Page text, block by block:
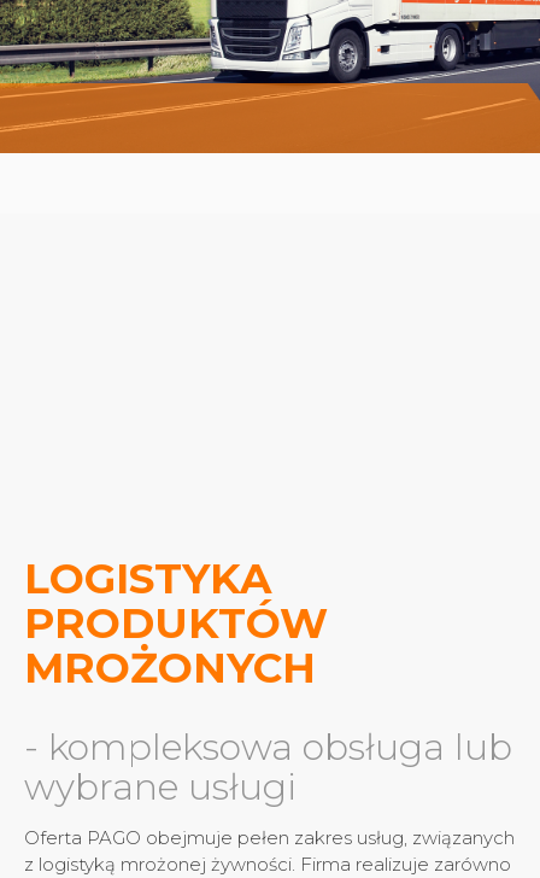
TRANSPORT
LOGISTYKA
PRODUKTÓW
MROŻONYCH
- kompleksowa obsługa lub
wybrane usługi
Oferta PAGO obejmuje pełen zakres usług, związanych
z logistyką mrożonej żywności. Firma realizuje zarówno